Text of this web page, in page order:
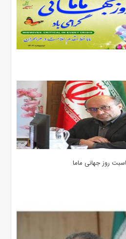
روز جهانی ماما